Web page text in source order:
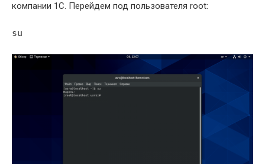
компании 1С. Перейдем под пользователя root:
su